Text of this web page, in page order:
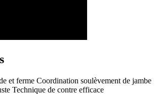
et ferme Coordination soulèvement de jambe
Technique de contre efficace